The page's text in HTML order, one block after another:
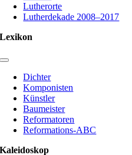
Lutherorte
Lutherdekade 2008–2017
Lexikon
Toggle
Navigation
Dichter
Komponisten
Künstler
Baumeister
Reformatoren
Reformations-ABC
Kaleidoskop